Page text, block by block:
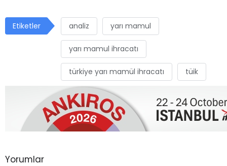
Etiketler analiz yarı mamul
yarı mamul ihracatı
türkiye yarı mamül ihracatı tüik
Yorumlar